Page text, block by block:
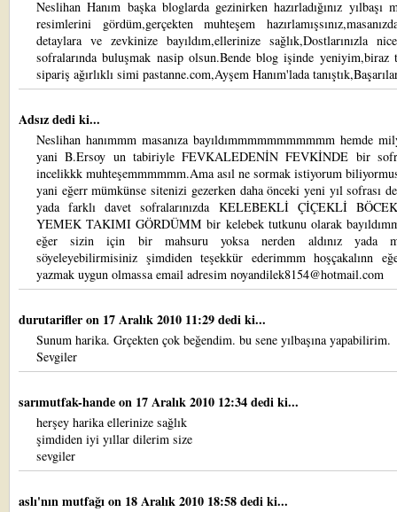
Neslihan Hanım başka bloglarda gezinirken hazırladığınız yılbaşı
resimlerini gördüm,gerçekten muhteşem
detaylara ve zevkinize bayıldım,ellerinize sağlık,Dostlarınızla
sofralarında buluşmak nasip olsun.Bende blog işinde yeniyim,biraz
sipariş ağırlıklı simi pastanne.com,Ayşem Hanım'lada
Adsız dedi ki...
Neslihan hanımmm masanıza bayıldımmmmmmmmmmm hemde
yani B.Ersoy un tabiriyle FEVKALEDENİN FEVKİNDE bir
incelikkk muhteşemmmmmm.Ama asıl ne sormak istiyorum
yani eğerr mümkünse sitenizi gezerken daha önceki yeni yıl sofrası
yada farklı davet sofralarınızda KELEBEKLİ ÇİÇEKLİ
YEMEK TAKIMI GÖRDÜMM bir kelebek tutkunu olarak
eğer sizin için bir mahsuru yoksa nerden aldınız yada
söyeleyebilirmisiniz şimdiden teşekkür ederimmm hoşçakalınn
yazmak uygun olmassa email adresim noyandilek8154@hotmail.com
durutarifleron 17 Aralık 2010 11:29 dedi ki...
Sunum harika. Grçekten çok beğendim. bu sene yılbaşına yapabilirim.
Sevgiler
sarımutfak-handeon 17 Aralık 2010 12:34 dedi ki...
herşey harika ellerinize sağlık
şimdiden iyi yıllar dilerim size
sevgiler
aslı'nın mutfağıon 18 Aralık 2010 18:58 dedi ki...